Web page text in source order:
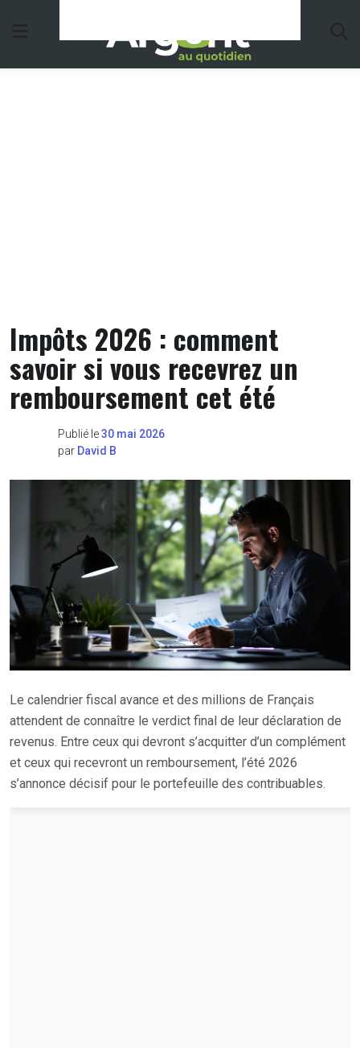
Impôts 2026 : comment
savoir si vous recevrez un
remboursement cet été
Publié le30 mai 2026
par David B
Le calendrier fiscal avance et des millions de Français
attendent de connaître le verdict final de leur déclaration de
revenus. Entre ceux qui devront s’acquitter d’un complément
et ceux qui recevront un remboursement, l’été 2026
s’annonce décisif pour le portefeuille des contribuables.